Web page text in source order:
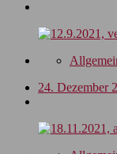
24. Dezember